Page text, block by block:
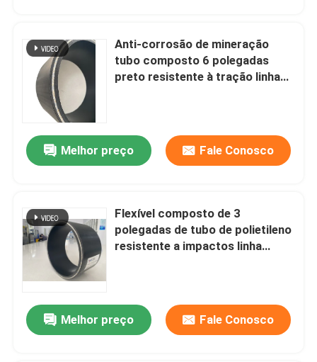
Tubulações termoplásticos reforçadas
Tubulação composta termoplástico
Tubulação plástica reforçada fibra de vidro
Tubo Composto Flexível
Tubulação composta Multilayer
Tubo de gás composto
Anti-corrosão de mineração
tubo composto 6 polegadas
preto resistente à tração linha
Melhor preço Fale Conosco
Flexível composto de 3
polegadas de tubo de polietileno
resistente a impactos linha
Melhor preço Fale Conosco